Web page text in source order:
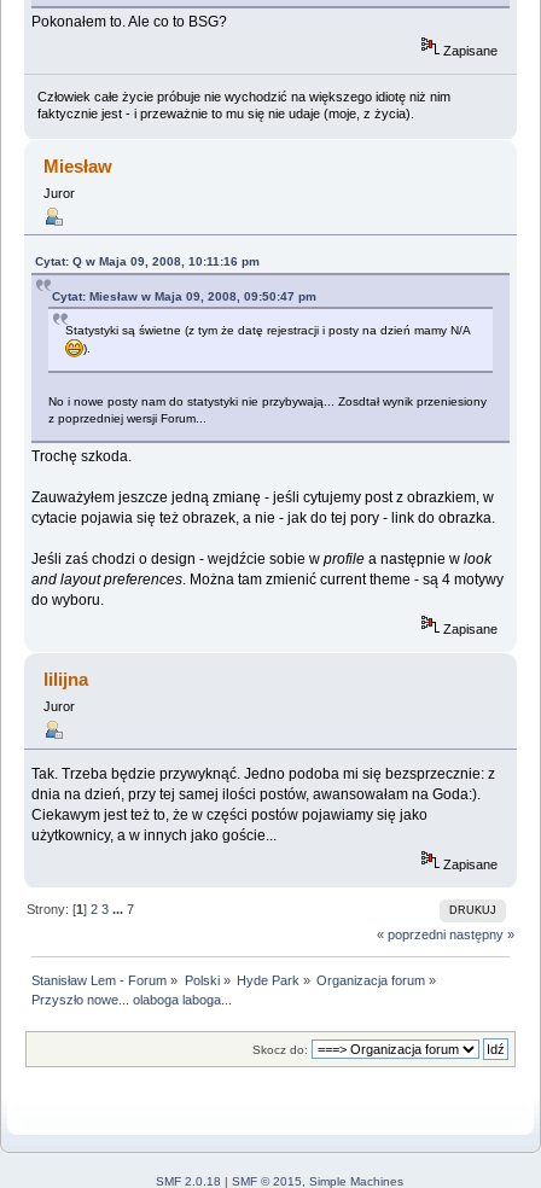
Pokonałem to. Ale co to BSG?
Zapisane
Człowiek całe życie próbuje nie wychodzić na większego idiotę niż nim
faktycznie jest - i przeważnie to mu się nie udaje (moje, z życia).
Miesław
Juror
Cytat: Q w Maja 09, 2008, 10:11:16 pm
Cytat: Miesław w Maja 09, 2008, 09:50:47 pm
Statystyki są świetne (z tym że datę rejestracji i posty na dzień mamy N/A
).
No i nowe posty nam do statystyki nie przybywają... Zosdtał wynik przeniesiony
z poprzedniej wersji Forum...
Trochę szkoda.
Zauważyłem jeszcze jedną zmianę - jeśli cytujemy post z obrazkiem, w
cytacie pojawia się też obrazek, a nie - jak do tej pory - link do obrazka.
Jeśli zaś chodzi o design - wejdźcie sobie wprofile a następnie wlook
and layout preferences . Można tam zmienić current theme - są 4 motywy
do wyboru.
Zapisane
lilijna
Juror
Tak. Trzeba będzie przywyknąć. Jedno podoba mi się bezsprzecznie: z
dnia na dzień, przy tej samej ilości postów, awansowałam na Goda:).
Ciekawym jest też to, że w części postów pojawiamy się jako
użytkownicy, a w innych jako goście...
Zapisane
DRUKUJ
Strony: [1]2 3 ...7
« poprzedni następny »
Stanisław Lem - Forum » Polski» Hyde Park » Organizacja forum »
Przyszło nowe... olaboga laboga...
Skocz do:
SMF 2.0.18 | SMF © 2015, Simple Machines